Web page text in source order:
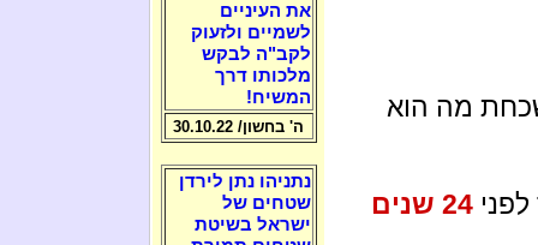
מה הוא
24 שנים
את העיניים
לשמיים ולזעוק
לקב"ה לבקש
מלכותו דרך
המשיח!
ה' בחשון/ 30.10.22
נתניהו נתן לירדן
שטחים של
ישראל בשיטת